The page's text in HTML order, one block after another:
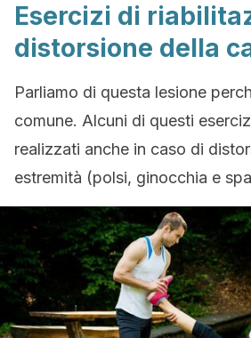
Esercizi di
distorsione della
Parliamo di questa lesione
comune. Alcuni di questi
realizzati anche in caso di
estremità (polsi, ginocchia e